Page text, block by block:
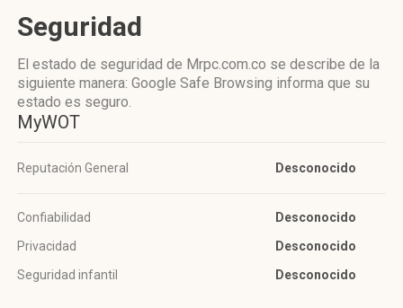
Seguridad
El estado de seguridad de Mrpc.com.co se describe de la
siguiente manera: Google Safe Browsing informa que su
estado es seguro.
MyWOT
Reputación General Desconocido
Confiabilidad
Desconocido
Privacidad
Desconocido
Seguridad infantil
Desconocido